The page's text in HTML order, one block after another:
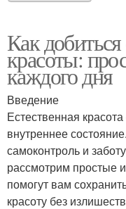
Как
красоты:
каждого дня
Введение
Естественная
внутреннее
самоконтроль и
рассмотрим простые
помогут вам
красоту без